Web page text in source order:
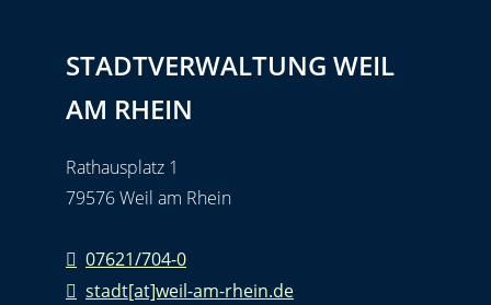
STADTVERWALTUNG WEIL
AM RHEIN
Rathausplatz 1
79576 Weil am Rhein
07621/704-0
stadt[at]weil-am-rhein.de